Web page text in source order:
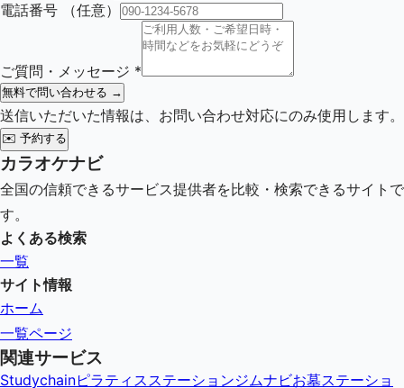
電話番号
（任意）
ご質問・メッセージ *
無料で問い合わせる →
送信いただいた情報は、お問い合わせ対応にのみ使用します。
✉️ 予約する
カラオケナビ
全国の信頼できるサービス提供者を比較・検索できるサイトで
す。
よくある検索
一覧
サイト情報
ホーム
一覧ページ
関連サービス
Studychainピラティスステーションジムナビお墓ステーショ